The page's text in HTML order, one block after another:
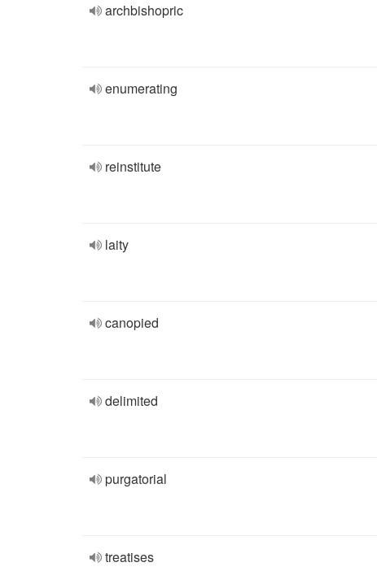
archbishopric
enumerating
reinstitute
laity
canopied
delimited
purgatorial
treatises